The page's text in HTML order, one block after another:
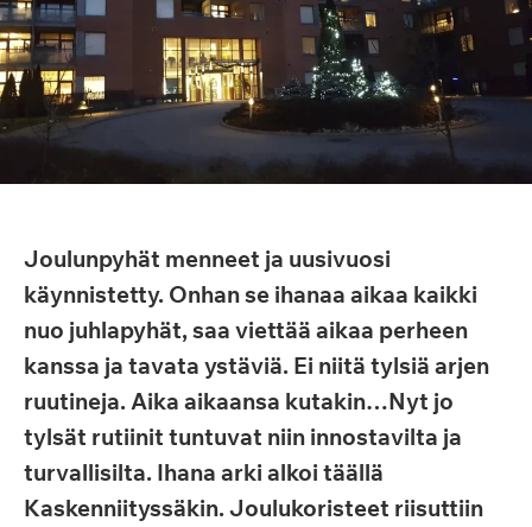
Joulunpyhät menneet ja uusivuosi
käynnistetty. Onhan se ihanaa aikaa kaikki
nuo juhlapyhät, saa viettää aikaa perheen
kanssa ja tavata ystäviä. Ei niitä tylsiä arjen
ruutineja. Aika aikaansa kutakin…Nyt jo
tylsät rutiinit tuntuvat niin innostavilta ja
turvallisilta. Ihana arki alkoi täällä
Kaskenniityssäkin. Joulukoristeet riisuttiin